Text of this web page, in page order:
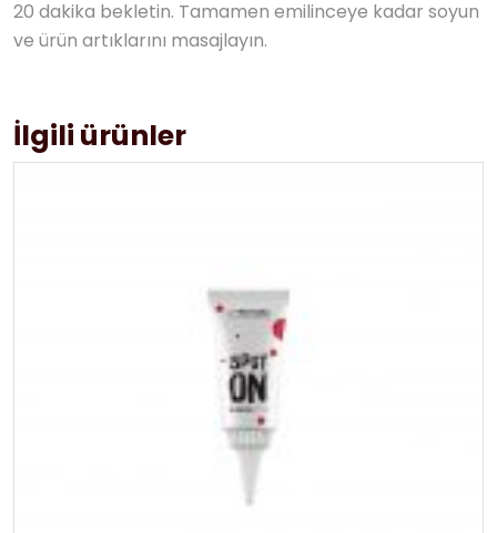
20 dakika bekletin. Tamamen emilinceye kadar soyun
ve ürün artıklarını masajlayın.
İlgili ürünler